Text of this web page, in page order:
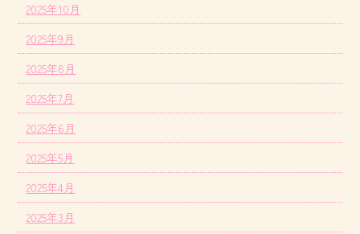
2025年10月
2025年9月
2025年8月
2025年7月
2025年6月
2025年5月
2025年4月
2025年3月